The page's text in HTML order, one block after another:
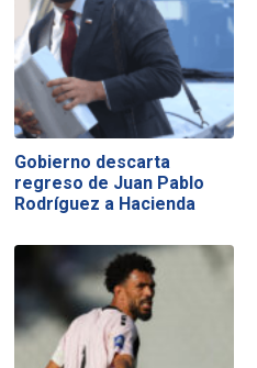
Gobierno descarta
regreso de Juan Pablo
Rodríguez a Hacienda